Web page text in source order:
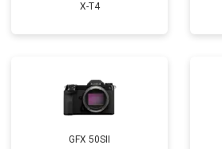
X-T4
GFX 50SII